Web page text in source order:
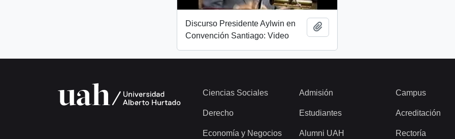
Discurso Presidente Aylwin en
Convención Santiago: Video
Ciencias Sociales
Derecho
Economía y Negocios
Admisión
Estudiantes
Alumni UAH
Campus
Acreditación
Rectoría